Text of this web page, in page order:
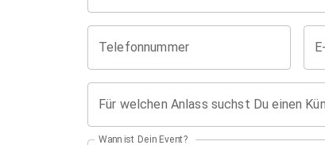
Telefonnummer
Für welchen Anlass suchst Du einen
Wann ist Dein Event?